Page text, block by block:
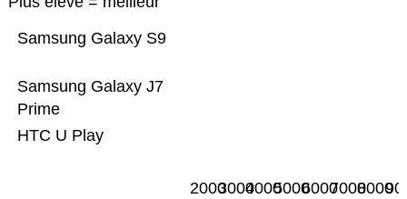
HTC U Play
Samsung Galaxy J7
Prime
Samsung Galaxy S9
2000300040005000600070008000